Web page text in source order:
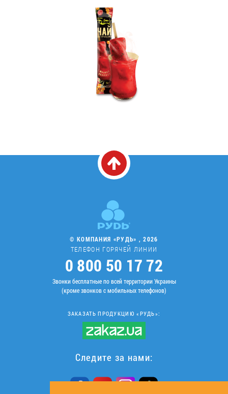
© КОМПАНИЯ «РУДЬ» , 2026
ТЕЛЕФОН ГОРЯЧЕЙ ЛИНИИ
0 800 50 17 72
Звонки бесплатные по всей территории Украины
(кроме звонков с мобильных телефонов)
ЗАКАЗАТЬ ПРОДУКЦИЮ «РУДЬ»:
Следите за нами: